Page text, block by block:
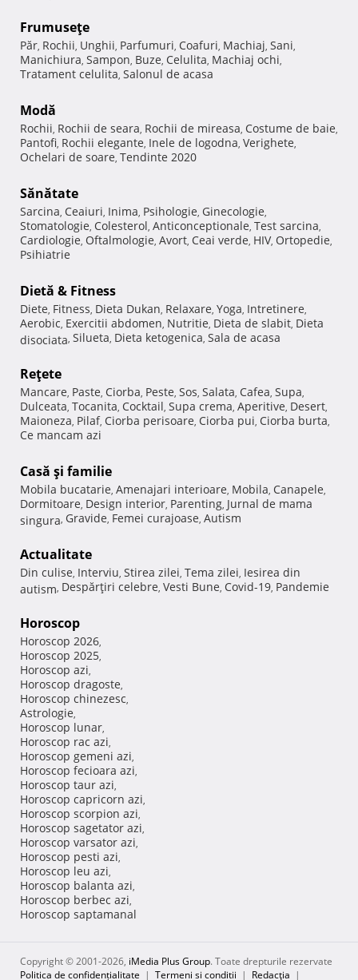
Frumuseţe
Păr, Rochii, Unghii, Parfumuri, Coafuri, Machiaj, Sani,
Manichiura, Sampon, Buze, Celulita, Machiaj ochi,
Tratament celulita, Salonul de acasa
Modă
Rochii, Rochii de seara, Rochii de mireasa, Costume de baie,
Pantofi, Rochii elegante, Inele de logodna, Verighete,
Ochelari de soare, Tendinte 2020
Sănătate
Sarcina, Ceaiuri, Inima, Psihologie, Ginecologie,
Stomatologie, Colesterol, Anticonceptionale, Test sarcina,
Cardiologie, Oftalmologie, Avort, Ceai verde, HIV, Ortopedie,
Psihiatrie
Dietă & Fitness
Diete, Fitness, Dieta Dukan, Relaxare, Yoga, Intretinere,
Aerobic, Exercitii abdomen, Nutritie, Dieta de slabit, Dieta
disociata, Silueta, Dieta ketogenica, Sala de acasa
Reţete
Mancare, Paste, Ciorba, Peste, Sos, Salata, Cafea, Supa,
Dulceata, Tocanita, Cocktail, Supa crema, Aperitive, Desert,
Maioneza, Pilaf, Ciorba perisoare, Ciorba pui, Ciorba burta,
Ce mancam azi
Casă şi familie
Mobila bucatarie, Amenajari interioare, Mobila, Canapele,
Dormitoare, Design interior, Parenting, Jurnal de mama
singura, Gravide, Femei curajoase, Autism
Actualitate
Din culise, Interviu, Stirea zilei, Tema zilei, Iesirea din
autism, Despărţiri celebre, Vesti Bune, Covid-19, Pandemie
Horoscop
Horoscop 2026,
Horoscop 2025,
Horoscop azi,
Horoscop dragoste,
Horoscop chinezesc,
Astrologie,
Horoscop lunar,
Horoscop rac azi,
Horoscop gemeni azi,
Horoscop fecioara azi,
Horoscop taur azi,
Horoscop capricorn azi,
Horoscop scorpion azi,
Horoscop sagetator azi,
Horoscop varsator azi,
Horoscop pesti azi,
Horoscop leu azi,
Horoscop balanta azi,
Horoscop berbec azi,
Horoscop saptamanal
Copyright © 2001-2026, iMedia Plus Group. Toate drepturile rezervate
Politica de confidențialitate | Termeni si conditii | Redacţia |